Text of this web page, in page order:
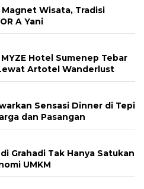
Wisata, Tradisi
A Yani
Hotel Sumenep Tebar
Artotel Wanderlust
Sensasi Dinner di Tepi
dan Pasangan
Grahadi Tak Hanya Satukan
UMKM